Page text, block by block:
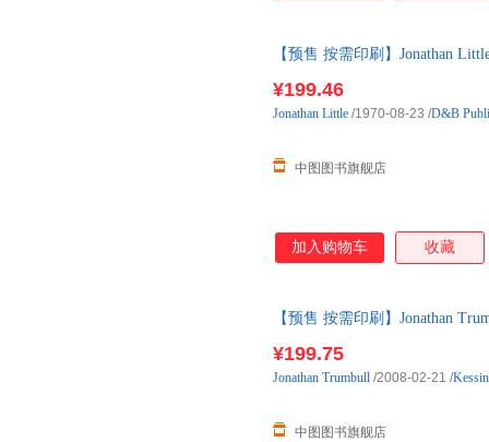
【预售 按需印刷】Jonathan
¥199.46
中图图书旗舰店
Jonathan Little /1970-08-23 /D&B
加入购物车 收藏
【预售 按需印刷】Jonathan
¥199.75
中图图书旗舰店
Jonathan Trumbull /2008-02-21 /